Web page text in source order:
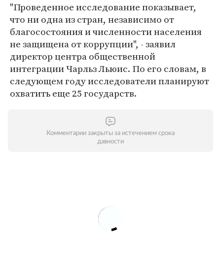
"Проведенное исследование показывает,
что ни одна из стран, независимо от
благосостояния и численности населения
не защищена от коррупции", - заявил
директор центра общественной
интеграции Чарльз Льюис. По его словам, в
следующем году исследователи планируют
охватить еще 25 государств.
Комментарии закрыты за истечением срока
давности